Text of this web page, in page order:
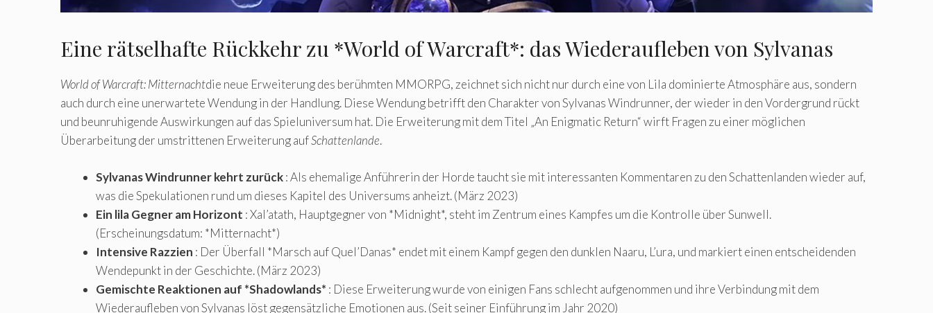
Eine rätselhafte Rückkehr zu *World of Warcraft*: das Wiederaufleben von Sylvanas
World of Warcraft: Mitternachtdie neue Erweiterung des berühmten MMORPG, zeichnet sich nicht nur durch eine von Lila dominierte Atmosphäre aus, sondern
auch durch eine unerwartete Wendung in der Handlung. Diese Wendung betrifft den Charakter von Sylvanas Windrunner, der wieder in den Vordergrund rückt
und beunruhigende Auswirkungen auf das Spieluniversum hat. Die Erweiterung mit dem Titel „An Enigmatic Return“ wirft Fragen zu einer möglichen
Überarbeitung der umstrittenen Erweiterung aufSchattenlande.
Sylvanas Windrunner kehrt zurück: Als ehemalige Anführerin der Horde taucht sie mit interessanten Kommentaren zu den Schattenlanden wieder auf,
was die Spekulationen rund um dieses Kapitel des Universums anheizt. (März 2023)
Ein lila Gegner am Horizont : Xal’atath, Hauptgegner von *Midnight*, steht im Zentrum eines Kampfes um die Kontrolle über Sunwell.
(Erscheinungsdatum: *Mitternacht*)
Intensive Razzien : Der Überfall *Marsch auf Quel’Danas* endet mit einem Kampf gegen den dunklen Naaru, L’ura, und markiert einen entscheidenden
Wendepunkt in der Geschichte. (März 2023)
Gemischte Reaktionen auf *Shadowlands* : Diese Erweiterung wurde von einigen Fans schlecht aufgenommen und ihre Verbindung mit dem
Wiederaufleben von Sylvanas löst gegensätzliche Emotionen aus. (Seit seiner Einführung im Jahr 2020)